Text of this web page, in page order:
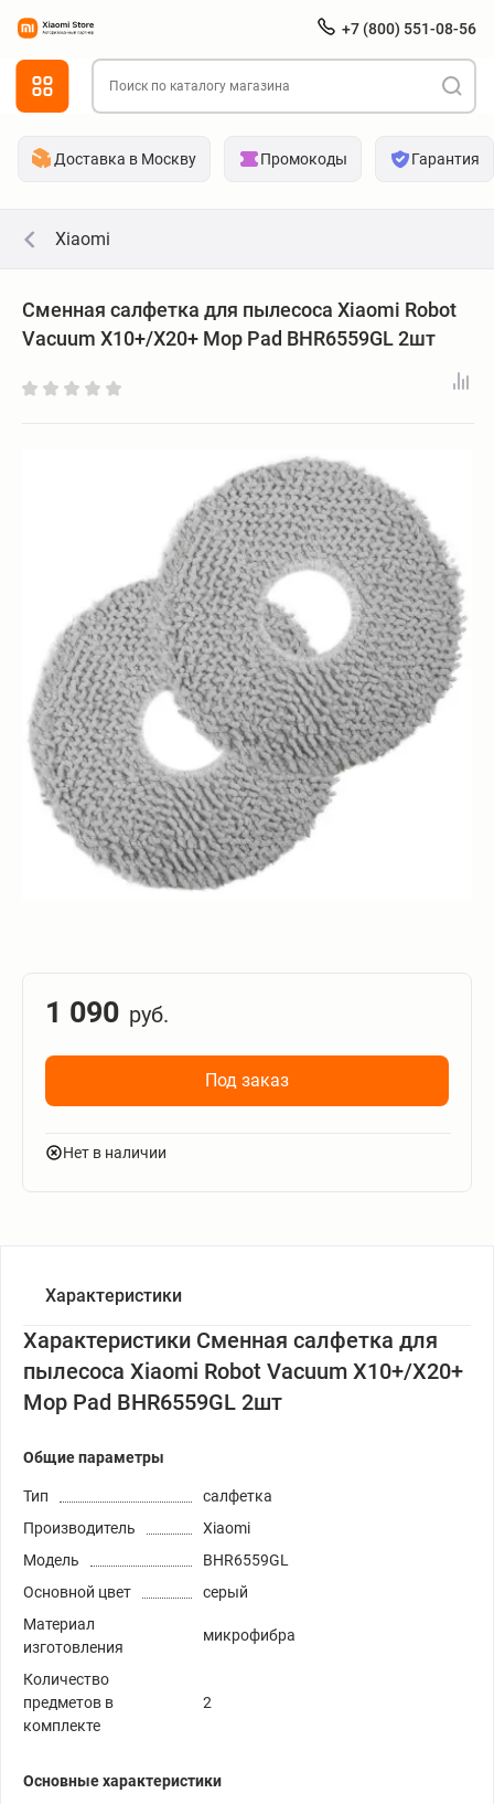
+7 (800) 551-08-56
Доставка в Москву Промокоды Гарантия
Xiaomi
Сменная салфетка для пылесоса Xiaomi Robot
Vacuum X10+/X20+ Mop Pad BHR6559GL 2шт
1 090 руб.
Под заказ
Нет в наличии
Характеристики
Характеристики Сменная салфетка для
пылесоса Xiaomi Robot Vacuum X10+/X20+
Mop Pad BHR6559GL 2шт
Общие параметры
Тип
салфетка
Производитель
Xiaomi
Модель
BHR6559GL
Основной цвет
серый
Материал
изготовления
микрофибра
Количество
предметов в
комплекте
2
Основные характеристики